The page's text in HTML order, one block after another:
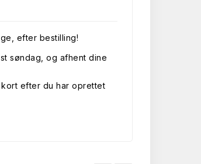
efter bestilling!
søndag, og afhent dine
efter du har oprettet